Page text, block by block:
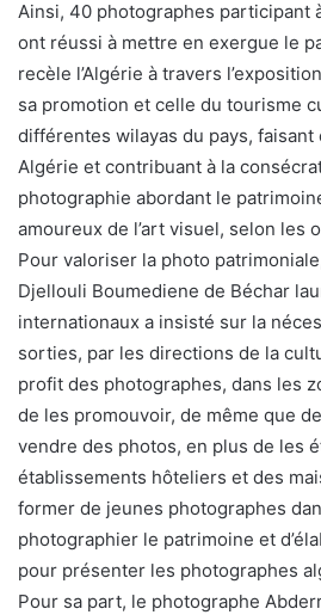
Ainsi, 40 photographes participant
ont réussi à mettre en exergue le
recèle l’Algérie à travers
sa promotion et celle du tourisme
différentes wilayas du pays,
Algérie et contribuant à la
photographie abordant le
amoureux de l’art visuel, selon les
Pour valoriser la photo
Djellouli Boumediene de Béchar
internationaux a insisté sur la
sorties, par les directions de la
profit des photographes, dans les
de les promouvoir, de même que
vendre des photos, en plus de les
établissements hôteliers et des
former de jeunes photographes
photographier le patrimoine et
pour présenter les photographes
Pour sa part, le photographe